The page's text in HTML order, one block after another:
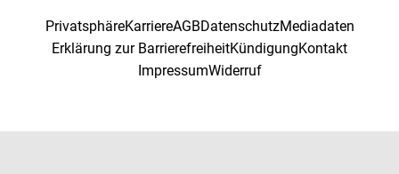
PrivatsphäreKarriereAGBDatenschutzMediadaten
Erklärung zur BarrierefreiheitKündigungKontakt
ImpressumWiderruf